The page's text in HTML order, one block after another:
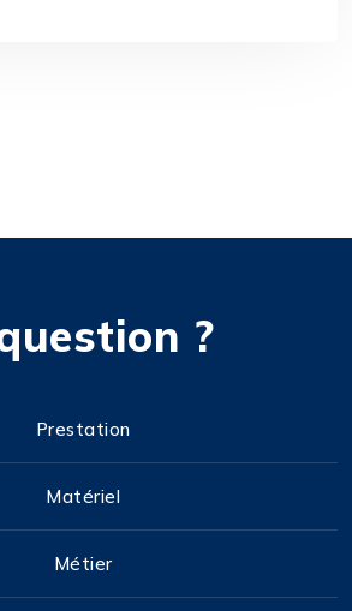
?
Prestation
Matériel
Métier